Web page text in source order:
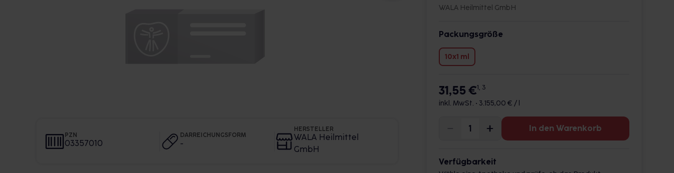
PZN
03357010
DARREICHUNGSFORM
-
HERSTELLER
WALA Heilmittel
GmbH
WALA Heilmittel GmbH
Packungsgröße
10x1 ml
31,55 €1, 3
inkl. MwSt. • 3.155,00 € / l
In den Warenkorb
Verfügbarkeit